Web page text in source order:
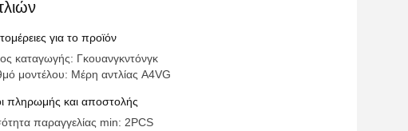
για το προϊόν
καταγωγής: Γκουανγκντόνγκ
μοντέλου: Μέρη αντλίας A4VG
πληρωμής και αποστολής
παραγγελίας min: 2PCS